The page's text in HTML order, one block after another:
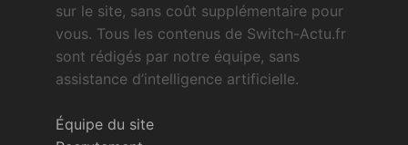
sur le site, sans coût supplémentaire pour
vous. Tous les contenus de Switch-Actu.fr
sont rédigés par notre équipe, sans
assistance d’intelligence artificielle.
Équipe du site